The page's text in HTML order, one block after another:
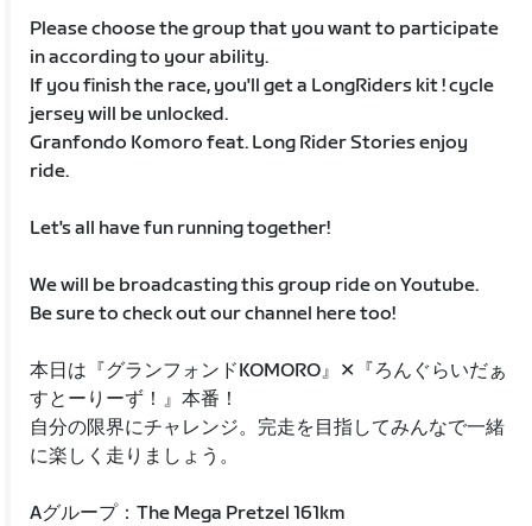
Please choose the group that you want to participate
in according to your ability.
If you finish the race, you'll get a LongRiders kit ! cycle
jersey will be unlocked.
Granfondo Komoro feat. Long Rider Stories enjoy
ride.
Let's all have fun running together!
We will be broadcasting this group ride on Youtube.
Be sure to check out our channel here too!
本日は『グランフォンドKOMORO』✕『ろんぐらいだぁ
すとーりーず！』本番！
自分の限界にチャレンジ。完走を目指してみんなで一緒
に楽しく走りましょう。
Aグループ：The Mega Pretzel 161km